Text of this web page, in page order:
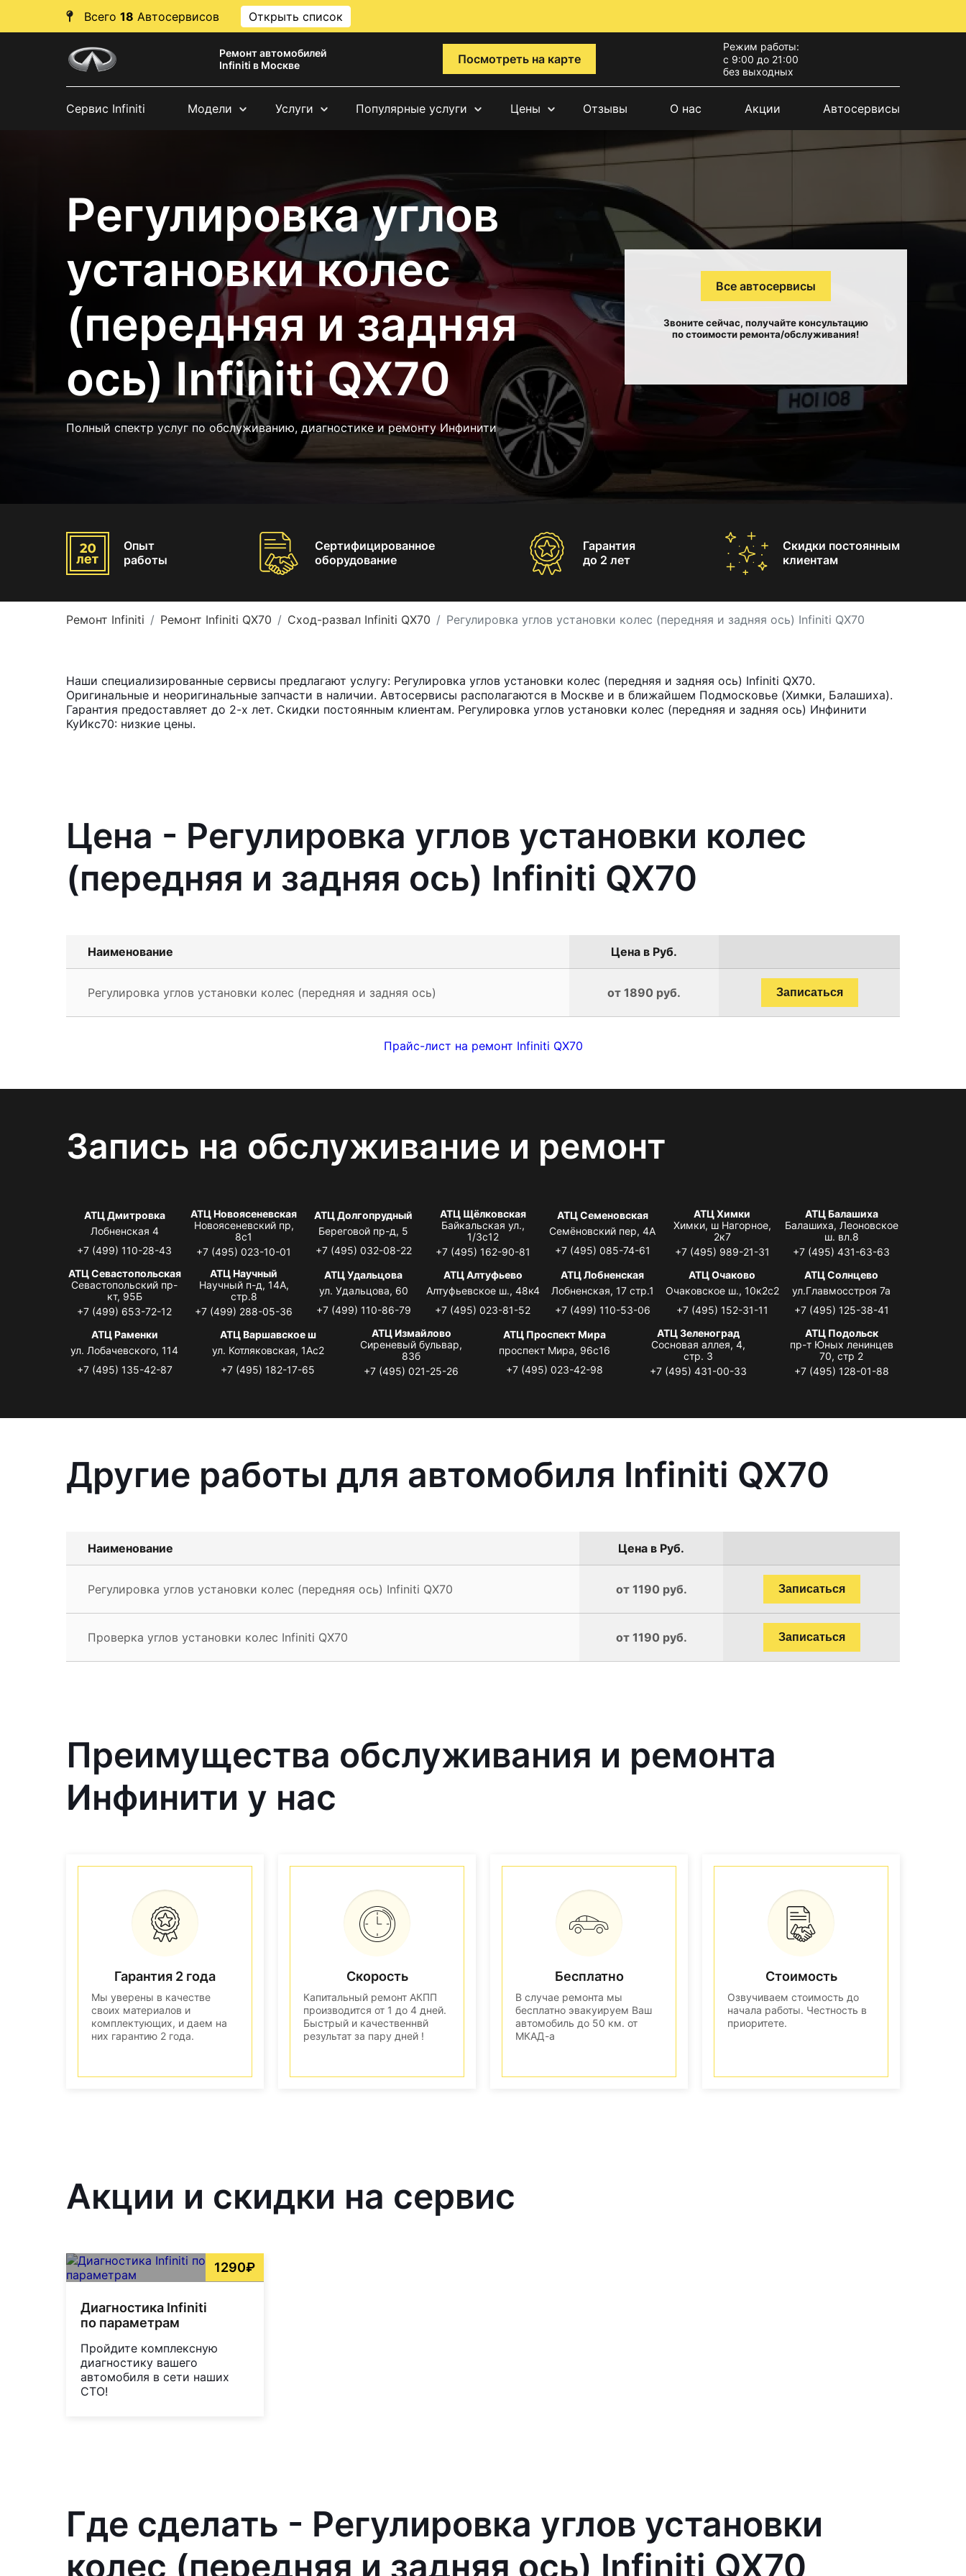
Всего 18 Автосервисов Открыть список
Ремонт автомобилей
Infiniti в Москве
Посмотреть на карте
Режим работы:
с 9:00 до 21:00
без выходных
Сервис Infiniti Модели Услуги Популярные услуги Цены Отзывы О нас Акции Автосервисы
Регулировка углов
установки колес
(передняя и задняя
ось) Infiniti QX70
Полный спектр услуг по обслуживанию, диагностике и ремонту Инфинити
Все автосервисы
Звоните сейчас, получайте консультацию
по стоимости ремонта/обслуживания!
Опыт
работы
Сертифицированное
оборудование
Гарантия
до 2 лет
Скидки постоянным
клиентам
Ремонт Infiniti Ремонт Infiniti QX70 Сход-развал Infiniti QX70 Регулировка углов установки колес (передняя и задняя ось) Infiniti QX70
Наши специализированные сервисы предлагают услугу: Регулировка углов установки колес (передняя и задняя ось) Infiniti QX70.
Оригинальные и неоригинальные запчасти в наличии. Автосервисы располагаются в Москве и в ближайшем Подмосковье (Химки, Балашиха).
Гарантия предоставляет до 2-х лет. Скидки постоянным клиентам. Регулировка углов установки колес (передняя и задняя ось) Инфинити
КуИкс70: низкие цены.
Цена - Регулировка углов установки колес
(передняя и задняя ось) Infiniti QX70
Наименование Цена в Руб.
Регулировка углов установки колес (передняя и задняя ось) от 1890 руб. Записаться
Прайс-лист на ремонт Infiniti QX70
Запись на обслуживание и ремонт
АТЦ Дмитровка
Лобненская 4
+7 (499) 110-28-43
АТЦ Новоясеневская
Новоясеневский пр,
8с1
+7 (495) 023-10-01
АТЦ Долгопрудный
Береговой пр-д, 5
+7 (495) 032-08-22
АТЦ Щёлковская
Байкальская ул.,
1/3с12
+7 (495) 162-90-81
АТЦ Семеновская
Семёновский пер, 4А
+7 (495) 085-74-61
АТЦ Химки
Химки, ш Нагорное,
2к7
+7 (495) 989-21-31
АТЦ Балашиха
Балашиха, Леоновское
ш. вл.8
+7 (495) 431-63-63
АТЦ Севастопольская
Севастопольский пр-
кт, 95Б
+7 (499) 653-72-12
АТЦ Научный
Научный п-д, 14А,
стр.8
+7 (499) 288-05-36
АТЦ Удальцова
ул. Удальцова, 60
+7 (499) 110-86-79
АТЦ Алтуфьево
Алтуфьевское ш., 48к4
+7 (495) 023-81-52
АТЦ Лобненская
Лобненская, 17 стр.1
+7 (499) 110-53-06
АТЦ Очаково
Очаковское ш., 10к2с2
+7 (495) 152-31-11
АТЦ Солнцево
ул.Главмосстроя 7а
+7 (495) 125-38-41
АТЦ Раменки
ул. Лобачевского, 114
+7 (495) 135-42-87
АТЦ Варшавское ш
ул. Котляковская, 1Ас2
+7 (495) 182-17-65
АТЦ Измайлово
Сиреневый бульвар,
83б
+7 (495) 021-25-26
АТЦ Проспект Мира
проспект Мира, 96с16
+7 (495) 023-42-98
АТЦ Зеленоград
Сосновая аллея, 4,
стр. 3
+7 (495) 431-00-33
АТЦ Подольск
пр-т Юных ленинцев
70, стр 2
+7 (495) 128-01-88
Другие работы для автомобиля Infiniti QX70
Наименование Цена в Руб.
Регулировка углов установки колес (передняя ось) Infiniti QX70 от 1190 руб. Записаться
Проверка углов установки колес Infiniti QX70 от 1190 руб. Записаться
Преимущества обслуживания и ремонта
Инфинити у нас
Гарантия 2 года
Мы уверены в качестве
своих материалов и
комплектующих, и даем на
них гарантию 2 года.
Скорость
Капитальный ремонт АКПП
производится от 1 до 4 дней.
Быстрый и качественнвй
результат за пару дней !
Бесплатно
В случае ремонта мы
бесплатно эвакуируем Ваш
автомобиль до 50 км. от
МКАД-а
Стоимость
Озвучиваем стоимость до
начала работы. Честность в
приоритете.
Акции и скидки на сервис
1290₽
Диагностика Infiniti
по параметрам
Пройдите комплексную
диагностику вашего
автомобиля в сети наших
СТО!
Где сделать - Регулировка углов установки
колес (передняя и задняя ось) Infiniti QX70